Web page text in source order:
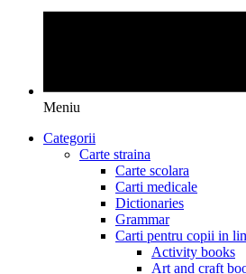
Meniu
Categorii
Carte straina
Carte scolara
Carti medicale
Dictionaries
Grammar
Carti pentru copii in
Activity books
Art and craft